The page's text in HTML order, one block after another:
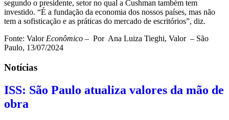
segundo o presidente, setor no qual a Cushman também tem
investido. “É a fundação da economia dos nossos países, mas não
tem a sofisticação e as práticas do mercado de escritórios”, diz.
Fonte: Valor Econômico – Por Ana Luiza Tieghi, Valor – São
Paulo, 13/07/2024
Notícias
ISS: São Paulo atualiza valores da mão de
obra